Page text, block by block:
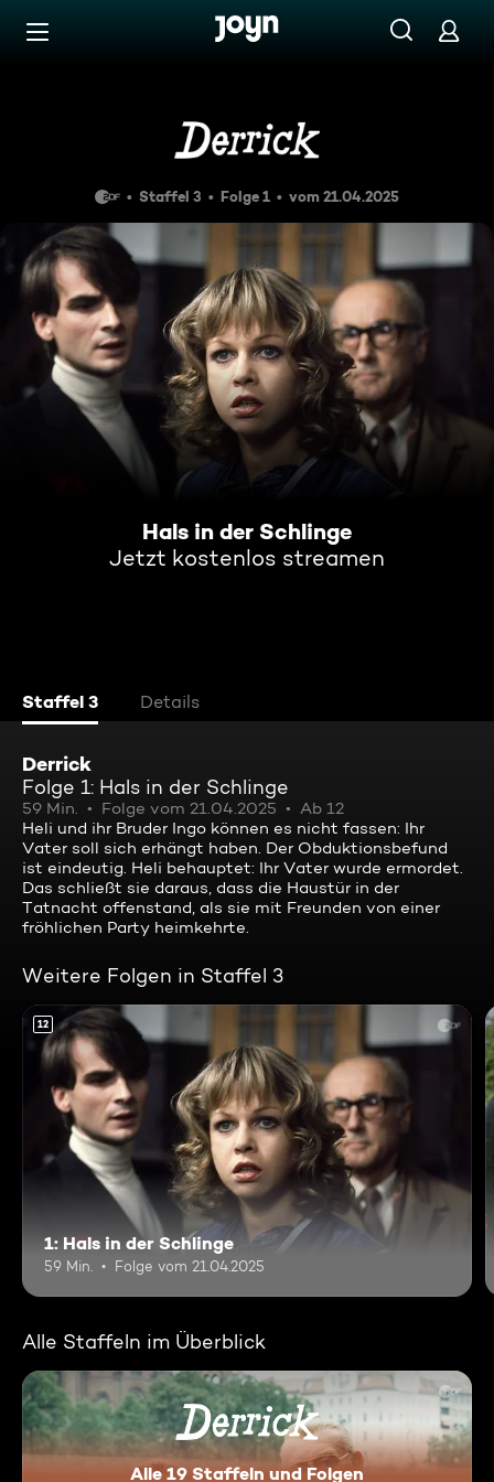
Zum Inhalt springen
Hals in der Schlinge
Staffel 3 Folge 1 vom 21.04.2025
Hals in der Schlinge
Jetzt kostenlos streamen
Staffel 3 Details
Derrick
Folge 1: Hals in der Schlinge
59 Min. Folge vom 21.04.2025
Ab 12
Heli und ihr Bruder Ingo können es nicht fassen: Ihr
Vater soll sich erhängt haben. Der Obduktionsbefund
ist eindeutig. Heli behauptet: Ihr Vater wurde ermordet.
Das schließt sie daraus, dass die Haustür in der
Tatnacht offenstand, als sie mit Freunden von einer
fröhlichen Party heimkehrte.
Weitere Folgen in Staffel 3
12
1: Hals in der Schlinge
59 Min. Folge vom 21.04.2025
Alle Staffeln im Überblick
Alle 19 Staffeln und Folgen